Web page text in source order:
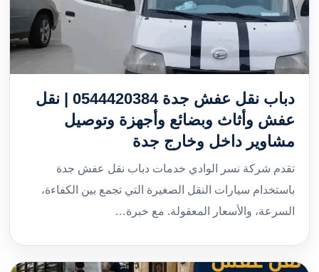
دباب نقل عفش جدة 0544420384 | نقل
عفش وأثاث وبضائع وأجهزة وتوصيل
مشاوير داخل وخارج جدة
تقدم شركة نسر الوادي خدمات دباب نقل عفش جدة
باستخدام سيارات النقل الصغيرة التي تجمع بين الكفاءة،
السرعة، والأسعار المعقولة. مع خبرة…